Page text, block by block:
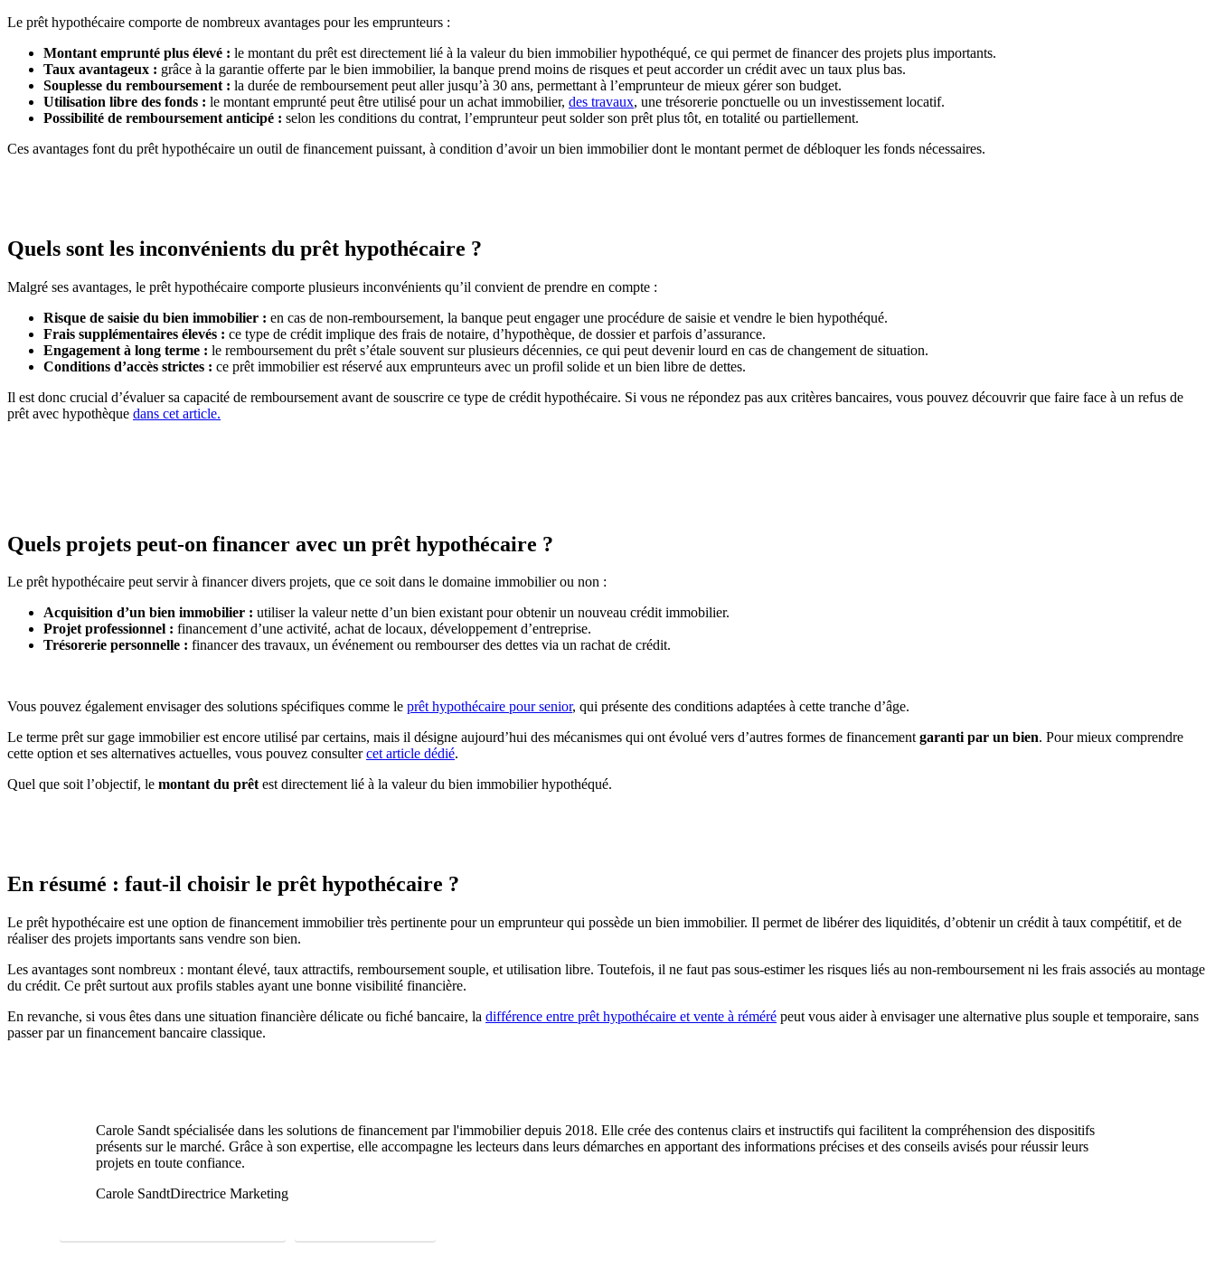
Le prêt hypothécaire comporte de nombreux avantages pour les emprunteurs :
Montant emprunté plus élevé : le montant du prêt est directement lié à la valeur du bien immobilier hypothéqué, ce qui permet de financer des projets plus importants.
Taux avantageux : grâce à la garantie offerte par le bien immobilier, la banque prend moins de risques et peut accorder un crédit avec un taux plus bas.
Souplesse du remboursement : la durée de remboursement peut aller jusqu’à 30 ans, permettant à l’emprunteur de mieux gérer son budget.
Utilisation libre des fonds : le montant emprunté peut être utilisé pour un achat immobilier, des travaux, une trésorerie ponctuelle ou un investissement locatif.
Possibilité de remboursement anticipé : selon les conditions du contrat, l’emprunteur peut solder son prêt plus tôt, en totalité ou partiellement.
Ces avantages font du prêt hypothécaire un outil de financement puissant, à condition d’avoir un bien immobilier dont le montant permet de débloquer les fonds nécessaires.
Quels sont les inconvénients du prêt hypothécaire ?
Malgré ses avantages, le prêt hypothécaire comporte plusieurs inconvénients qu’il convient de prendre en compte :
Risque de saisie du bien immobilier : en cas de non-remboursement, la banque peut engager une procédure de saisie et vendre le bien hypothéqué.
Frais supplémentaires élevés : ce type de crédit implique des frais de notaire, d’hypothèque, de dossier et parfois d’assurance.
Engagement à long terme : le remboursement du prêt s’étale souvent sur plusieurs décennies, ce qui peut devenir lourd en cas de changement de situation.
Conditions d’accès strictes : ce prêt immobilier est réservé aux emprunteurs avec un profil solide et un bien libre de dettes.
Il est donc crucial d’évaluer sa capacité de remboursement avant de souscrire ce type de crédit hypothécaire. Si vous ne répondez pas aux critères bancaires, vous pouvez découvrir que faire face à un refus de
prêt avec hypothèque dans cet article.
Quels projets peut-on financer avec un prêt hypothécaire ?
Le prêt hypothécaire peut servir à financer divers projets, que ce soit dans le domaine immobilier ou non :
Acquisition d’un bien immobilier : utiliser la valeur nette d’un bien existant pour obtenir un nouveau crédit immobilier.
Projet professionnel : financement d’une activité, achat de locaux, développement d’entreprise.
Trésorerie personnelle : financer des travaux, un événement ou rembourser des dettes via un rachat de crédit.
Vous pouvez également envisager des solutions spécifiques comme le prêt hypothécaire pour senior, qui présente des conditions adaptées à cette tranche d’âge.
Le terme prêt sur gage immobilier est encore utilisé par certains, mais il désigne aujourd’hui des mécanismes qui ont évolué vers d’autres formes de financementgaranti par un bien. Pour mieux comprendre
cette option et ses alternatives actuelles, vous pouvez consultercet article dédié.
Quel que soit l’objectif, le montant du prêtest directement lié à la valeur du bien immobilier hypothéqué.
En résumé : faut-il choisir le prêt hypothécaire ?
Le prêt hypothécaire est une option de financement immobilier très pertinente pour un emprunteur qui possède un bien immobilier. Il permet de libérer des liquidités, d’obtenir un crédit à taux compétitif, et de
réaliser des projets importants sans vendre son bien.
Les avantages sont nombreux : montant élevé, taux attractifs, remboursement souple, et utilisation libre. Toutefois, il ne faut pas sous-estimer les risques liés au non-remboursement ni les frais associés au montage
du crédit. Ce prêt surtout aux profils stables ayant une bonne visibilité financière.
En revanche, si vous êtes dans une situation financière délicate ou fiché bancaire, la différence entre prêt hypothécaire et vente à réméré peut vous aider à envisager une alternative plus souple et temporaire, sans
passer par un financement bancaire classique.
Carole Sandt spécialisée dans les solutions de financement par l'immobilier depuis 2018. Elle crée des contenus clairs et instructifs qui facilitent la compréhension des dispositifs
présents sur le marché. Grâce à son expertise, elle accompagne les lecteurs dans leurs démarches en apportant des informations précises et des conseils avisés pour réussir leurs
projets en toute confiance.
Carole SandtDirectrice Marketing